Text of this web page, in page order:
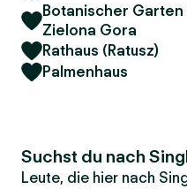
Botanischer
Zielona Gora
Rathaus (Ratusz)
Palmenhaus
Suchst du nach
Leute, die hier nach